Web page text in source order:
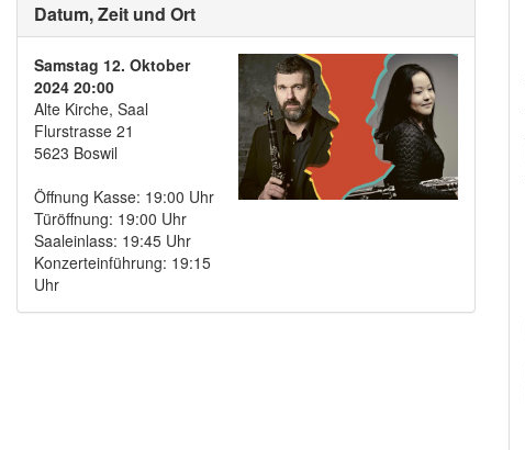
Datum, Zeit und Ort
Samstag 12. Oktober
2024 20:00
Alte Kirche, Saal
Flurstrasse 21
5623 Boswil
Öffnung Kasse: 19:00 Uhr
Türöffnung: 19:00 Uhr
Saaleinlass: 19:45 Uhr
Konzerteinführung: 19:15
Uhr